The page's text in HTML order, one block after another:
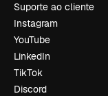
Suporte ao cliente
Instagram
YouTube
LinkedIn
TikTok
Discord